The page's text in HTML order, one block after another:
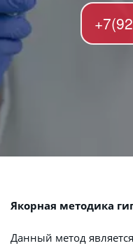
Якорная методика
Данный метод